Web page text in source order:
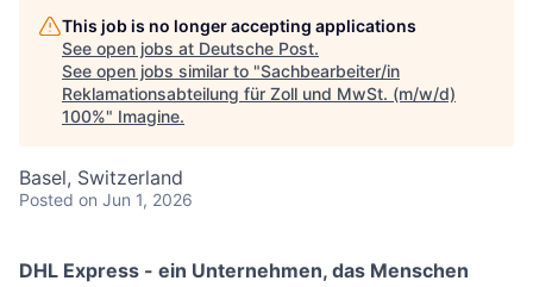
This job is no longer accepting applications
See open jobs at Deutsche Post.
See open jobs similar to "Sachbearbeiter/in
Reklamationsabteilung für Zoll und MwSt. (m/w/d)
100%" Imagine.
Basel, Switzerland
Posted on Jun 1, 2026
DHL Express - ein Unternehmen, das Menschen